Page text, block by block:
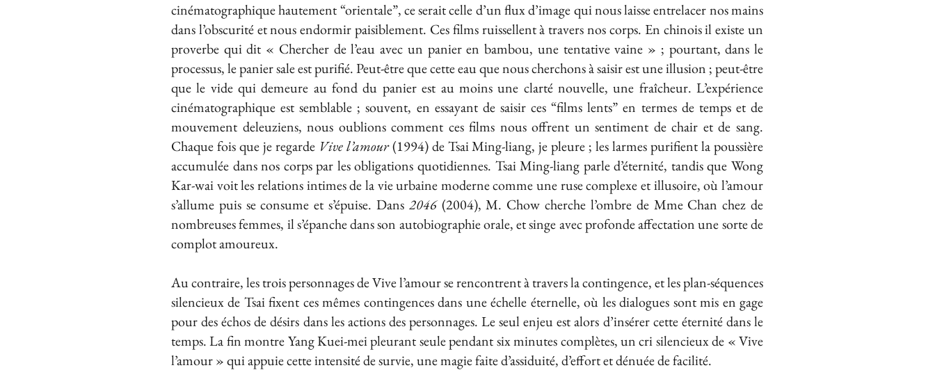
cinématographique hautement “orientale”, ce serait celle d’un flux d’image qui nous laisse entrelacer nos mains
dans l’obscurité et nous endormir paisiblement. Ces films ruissellent à travers nos corps. En chinois il existe un
proverbe qui dit « Chercher de l’eau avec un panier en bambou, une tentative vaine » ; pourtant, dans le
processus, le panier sale est purifié. Peut-être que cette eau que nous cherchons à saisir est une illusion ; peut-être
que le vide qui demeure au fond du panier est au moins une clarté nouvelle, une fraîcheur. L’expérience
cinématographique est semblable ; souvent, en essayant de saisir ces “films lents” en termes de temps et de
mouvement deleuziens, nous oublions comment ces films nous offrent un sentiment de chair et de sang.
Chaque fois que je regarde Vive l’amour(1994) de Tsai Ming-liang, je pleure ; les larmes purifient la poussière
accumulée dans nos corps par les obligations quotidiennes. Tsai Ming-liang parle d’éternité, tandis que Wong
Kar-wai voit les relations intimes de la vie urbaine moderne comme une ruse complexe et illusoire, où l’amour
s’allume puis se consume et s’épuise. Dans 2046(2004), M. Chow cherche l’ombre de Mme Chan chez de
nombreuses femmes, il s’épanche dans son autobiographie orale, et singe avec profonde affectation une sorte de
complot amoureux.
Au contraire, les trois personnages de Vive l’amour se rencontrent à travers la contingence, et les plan-séquences
silencieux de Tsai fixent ces mêmes contingences dans une échelle éternelle, où les dialogues sont mis en gage
pour des échos de désirs dans les actions des personnages. Le seul enjeu est alors d’insérer cette éternité dans le
temps. La fin montre Yang Kuei-mei pleurant seule pendant six minutes complètes, un cri silencieux de « Vive
l’amour » qui appuie cette intensité de survie, une magie faite d’assiduité, d’effort et dénuée de facilité.